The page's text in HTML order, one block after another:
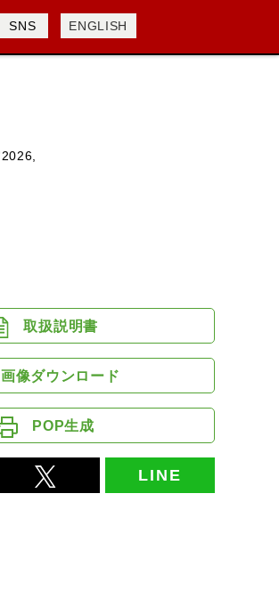
SNS ENGLISH
取扱説明書
画像ダウンロード
POP生成
LINE